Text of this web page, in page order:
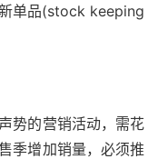
单品(stock keeping
势的营销活动，需花
季增加销量，必须推